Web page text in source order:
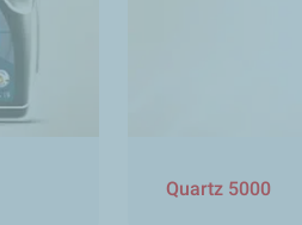
Quartz 5000